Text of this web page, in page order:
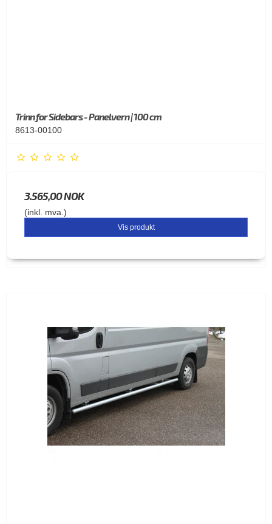
Trinn for Sidebars - Panelvern | 100 cm
8613-00100
3.565,00 NOK
(inkl. mva.)
Vis produkt